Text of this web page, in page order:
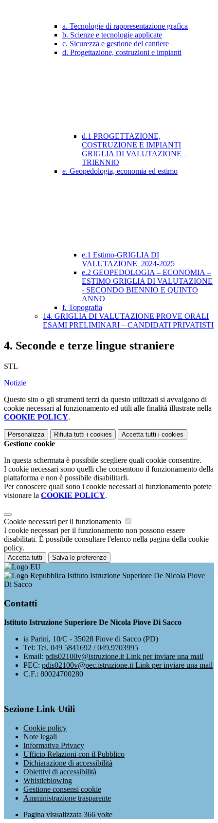
a. Tecnologie di rappresentazione grafica
b. Scienze e tecnologie applicate
c. Sicurezza e gestione del cantiere
d. Progettazione, costruzioni e impianti
d.1 PROGETTAZIONE,
COSTRUZIONE E IMPIANTI
GRIGLIA DI VALUTAZIONE _
TRIENNIO
e. Geopedologia, economia ed estimo
e.1 Estimo-GRIGLIA DI
VALUTAZIONE_2024-2025
e.2 GEOPEDOLOGIA – ECONOMIA –
ESTIMO GRIGLIA DI VALUTAZIONE
- SECONDO BIENNIO E QUINTO
ANNO
f. Topografia
14. GRIGLIA DI VALUTAZIONE PROVE ORALI
ESAMI PRELIMINARI – CANDIDATI PRIVATISTI
4. Seconde e terze lingue straniere
STL
Notizie
Questo sito o gli strumenti terzi da questo utilizzati si avvalgono di
cookie necessari al funzionamento ed utili alle finalità illustrate nella
COOKIE POLICY.
Personalizza Rifiuta tutti i cookies Accetta tutti i cookies
Gestione cookie
In questa schermata è possibile scegliere quali cookie consentire.
I cookie necessari sono quelli che consentono il funzionamento della
piattaforma e non è possibile disabilitarli.
Per conoscere quali sono i cookie necessari al funzionamento potete
visionare la COOKIE POLICY.
Cookie necessari per il funzionamento
I cookie necessari per il funzionamento non possono essere
disabilitati. È possibile consultare l'elenco nella pagina della cookie
policy.
Accetta tutti Salva le preferenze
Istituto Istruzione Superiore De Nicola Piove
Di Sacco
Contatti
Istituto Istruzione Superiore De Nicola Piove Di Sacco
ia Parini, 10/C - 35028 Piove di Sacco (PD)
Tel: Tel. 049 5841692 / 049.9703995
Email: pdis02100v@istruzione.it Link per inviare una mail
PEC: pdis02100v@pec.istruzione.it Link per inviare una mail
C.F.: 80024700280
Sezione Link Utili
Cookie policy
Note legali
Informativa Privacy
Ufficio Relazioni con il Pubblico
Dichiarazione di accessibilità
Obiettivi di accessibilità
Whistleblowing
Gestione consensi cookie
Amministrazione trasparente
Pagina visualizzata 366 volte